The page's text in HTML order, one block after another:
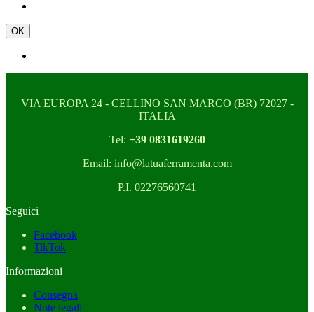
OK
VIA EUROPA 24 - CELLINO SAN MARCO (BR) 72027 -
ITALIA
Tel: +39 0831619260
Email: info@latuaferramenta.com
P.I. 02276560741
Seguici
Facebook
TikTok
Informazioni
Consegna
Note legali